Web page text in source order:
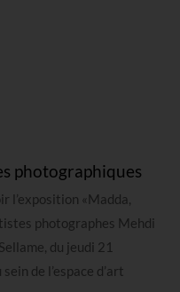
photographiques
l’exposition «Madda,
photographes Mehdi
du jeudi 21
de l’espace d’art